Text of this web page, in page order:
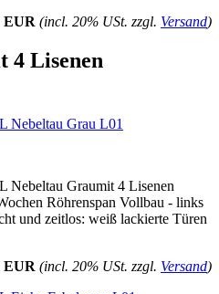
EUR (incl. 20% USt. zzgl. Versand)
4 Lisenen
Nebeltau Grau L01
Nebeltau Graumit 4 Lisenen
Röhrenspan Vollbau - links
und zeitlos: weiß lackierte Türen
EUR (incl. 20% USt. zzgl. Versand)